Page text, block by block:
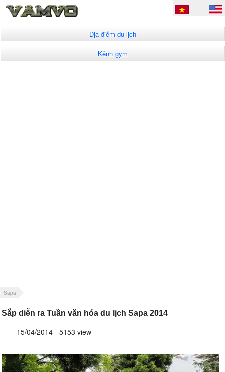
Địa điểm du lịch
Kênh gym
Sapa
Sắp diễn ra Tuần văn hóa du lịch Sapa 2014
15/04/2014 - 5153 view